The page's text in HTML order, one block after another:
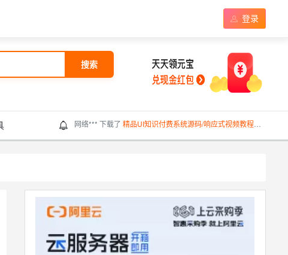
登录
搜索
网络*** 下载了 精品UI知识付费系统源码/响应式视频教程知识付费软件下载网站模板